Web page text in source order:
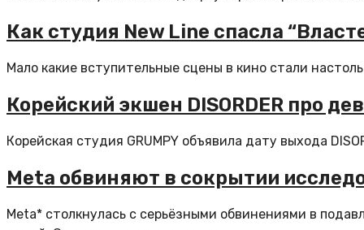
Как студия New Line спасла
Мало какие вступительные сцены в кино стали
Корейский экшен DISORDER про
Корейская студия GRUMPY объявила дату выхода
Meta обвиняют в сокрытии
Meta* столкнулась с серьёзными обвинениями в